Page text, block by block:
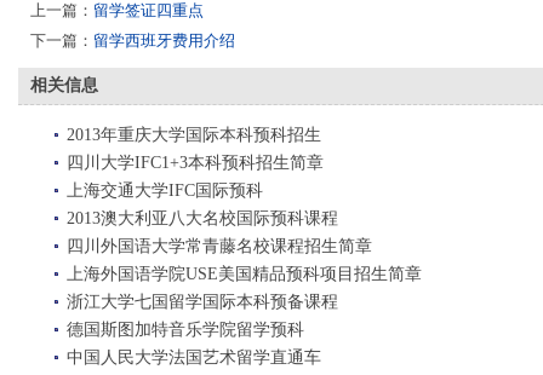
上一篇： 留学签证四重点
下一篇： 留学西班牙费用介绍
相关信息
2013年重庆大学国际本科预科招生
四川大学IFC1+3本科预科招生简章
上海交通大学IFC国际预科
2013澳大利亚八大名校国际预科课程
四川外国语大学常青藤名校课程招生简章
上海外国语学院USE美国精品预科项目招生简章
浙江大学七国留学国际本科预备课程
德国斯图加特音乐学院留学预科
中国人民大学法国艺术留学直通车